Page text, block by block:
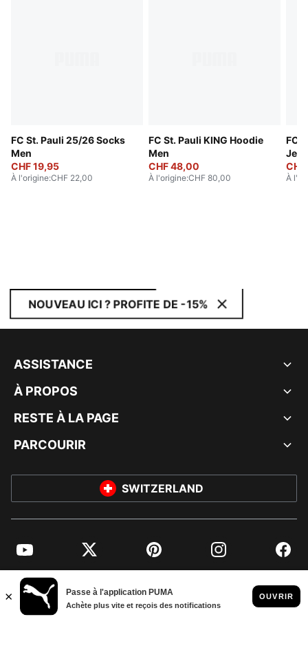
FC St. Pauli 25/26 Socks
Men
CHF 19,95
À l'origine:CHF 22,00
FC St. Pauli KING Hoodie
Men
CHF 48,00
À l'origine:CHF 80,00
FC
À
NOUVEAU ICI ? PROFITE DE -15%
ASSISTANCE
À PROPOS
RESTE À LA PAGE
PARCOURIR
SWITZERLAND
YouTube Twitter Pinterest Instagram
© PUMA EUROPE GMBH, 2026. TOUS DROITS RÉSERVÉS
MENTIONS ET DONNÉES LÉGALES